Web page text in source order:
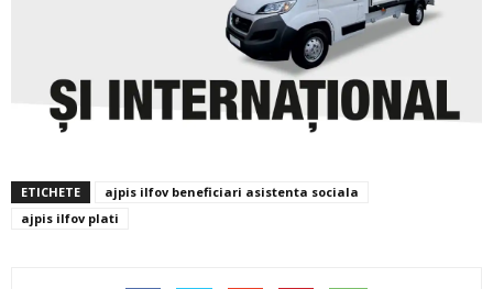
ETICHETE
ajpis ilfov beneficiari asistenta sociala
ajpis ilfov plati